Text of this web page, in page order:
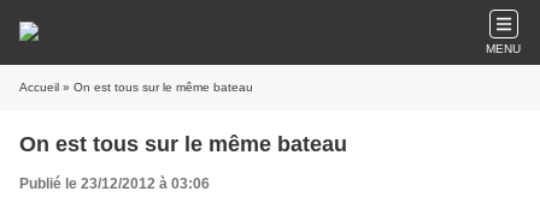
MENU
Accueil » On est tous sur le même bateau
On est tous sur le même bateau
Publié le 23/12/2012 à 03:06